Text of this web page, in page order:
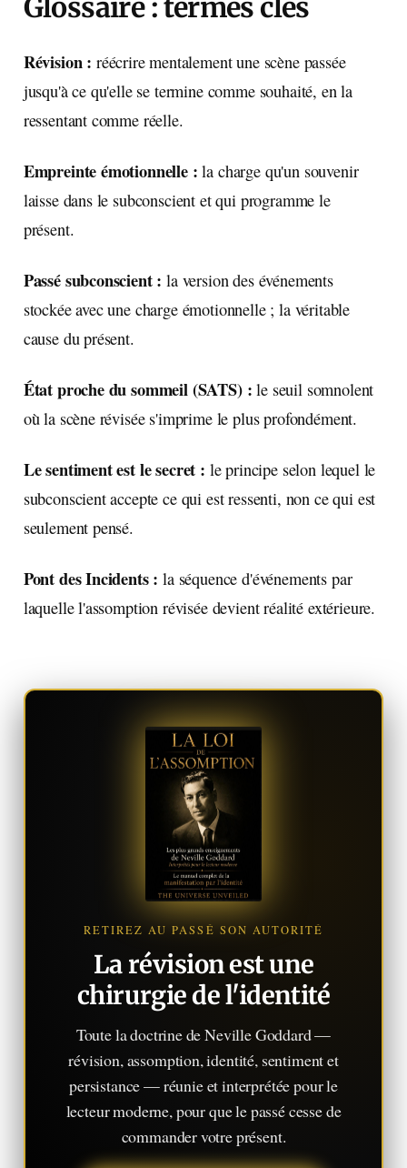
Glossaire : termes clés
Révision : réécrire mentalement une scène passée
jusqu'à ce qu'elle se termine comme souhaité, en la
ressentant comme réelle.
Empreinte émotionnelle : la charge qu'un souvenir
laisse dans le subconscient et qui programme le
présent.
Passé subconscient : la version des événements
stockée avec une charge émotionnelle ; la véritable
cause du présent.
État proche du sommeil (SATS) : le seuil somnolent
où la scène révisée s'imprime le plus profondément.
Le sentiment est le secret : le principe selon lequel le
subconscient accepte ce qui est ressenti, non ce qui est
seulement pensé.
Pont des Incidents : la séquence d'événements par
laquelle l'assomption révisée devient réalité extérieure.
RETIREZ AU PASSÉ SON AUTORITÉ
La révision est une
chirurgie de l'identité
Toute la doctrine de Neville Goddard —
révision, assomption, identité, sentiment et
persistance — réunie et interprétée pour le
lecteur moderne, pour que le passé cesse de
commander votre présent.